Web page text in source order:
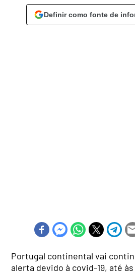
Definir como fonte de
Portugal continental vai
alerta devido à covid-19, até